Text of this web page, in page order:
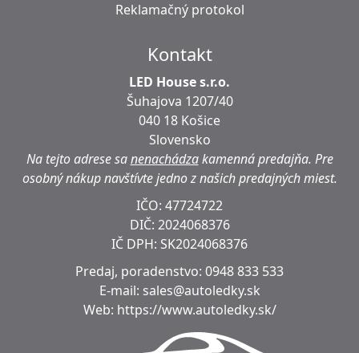
Reklamačný protokol
Kontakt
LED House s.r.o.
Šuhajova 1207/40
040 18 Košice
Slovensko
Na tejto adrese sanenachádzakamenná predajňa. Pre
osobný nákup navštívte jedno z našich predajných miest.
IČO: 47724722
DIČ: 2024068376
IČ DPH: SK2024068376
Predaj, poradenstvo: 0948 833 533
E-mail: sales@autoledky.sk
Web: https://www.autoledky.sk/